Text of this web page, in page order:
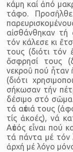
κάμη καί ἀπό
τάφο.
αἰσθάνθηκαν
τόν κάλεσε κι
τους (διότι
ὄσφρησί τους
νεκροῦ πού ἦταν
(διότι
σήκωσαν τήν
δέσιμο στό
τά αὐτιά τους
τίς ἀκοές), νά
Αὐτός εἶναι πού
τά πάντα μέ τόν
ἀρχή μέ λόγο